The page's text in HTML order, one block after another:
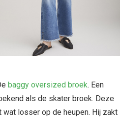
baggy oversized broek. Een
als de skater broek. Deze
losser op de heupen. Hij zakt